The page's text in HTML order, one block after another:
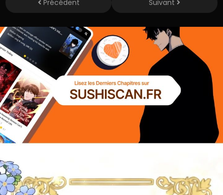
Précédent Suivant